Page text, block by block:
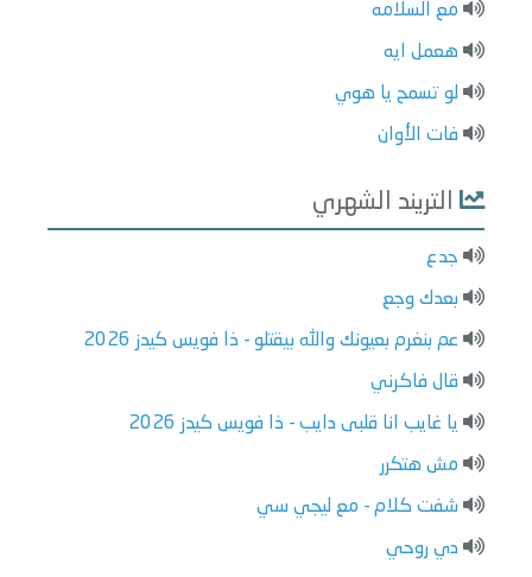
مع السلامه
هعمل ايه
لو تسمح يا هوي
فات الأوان
التريند الشهري
جدع
بعدك وجع
عم بنغرم بعيونك والله بيقتلو - ذا فويس كيدز 2026
قال فاكرني
يا غايب انا قلبى دايب - ذا فويس كيدز 2026
مش هتكرر
شفت كلام - مع ليجي سي
دي روحي